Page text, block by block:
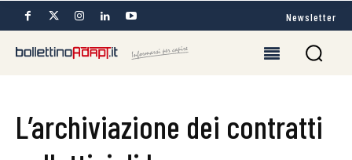
Newsletter
L’archiviazione dei contratti